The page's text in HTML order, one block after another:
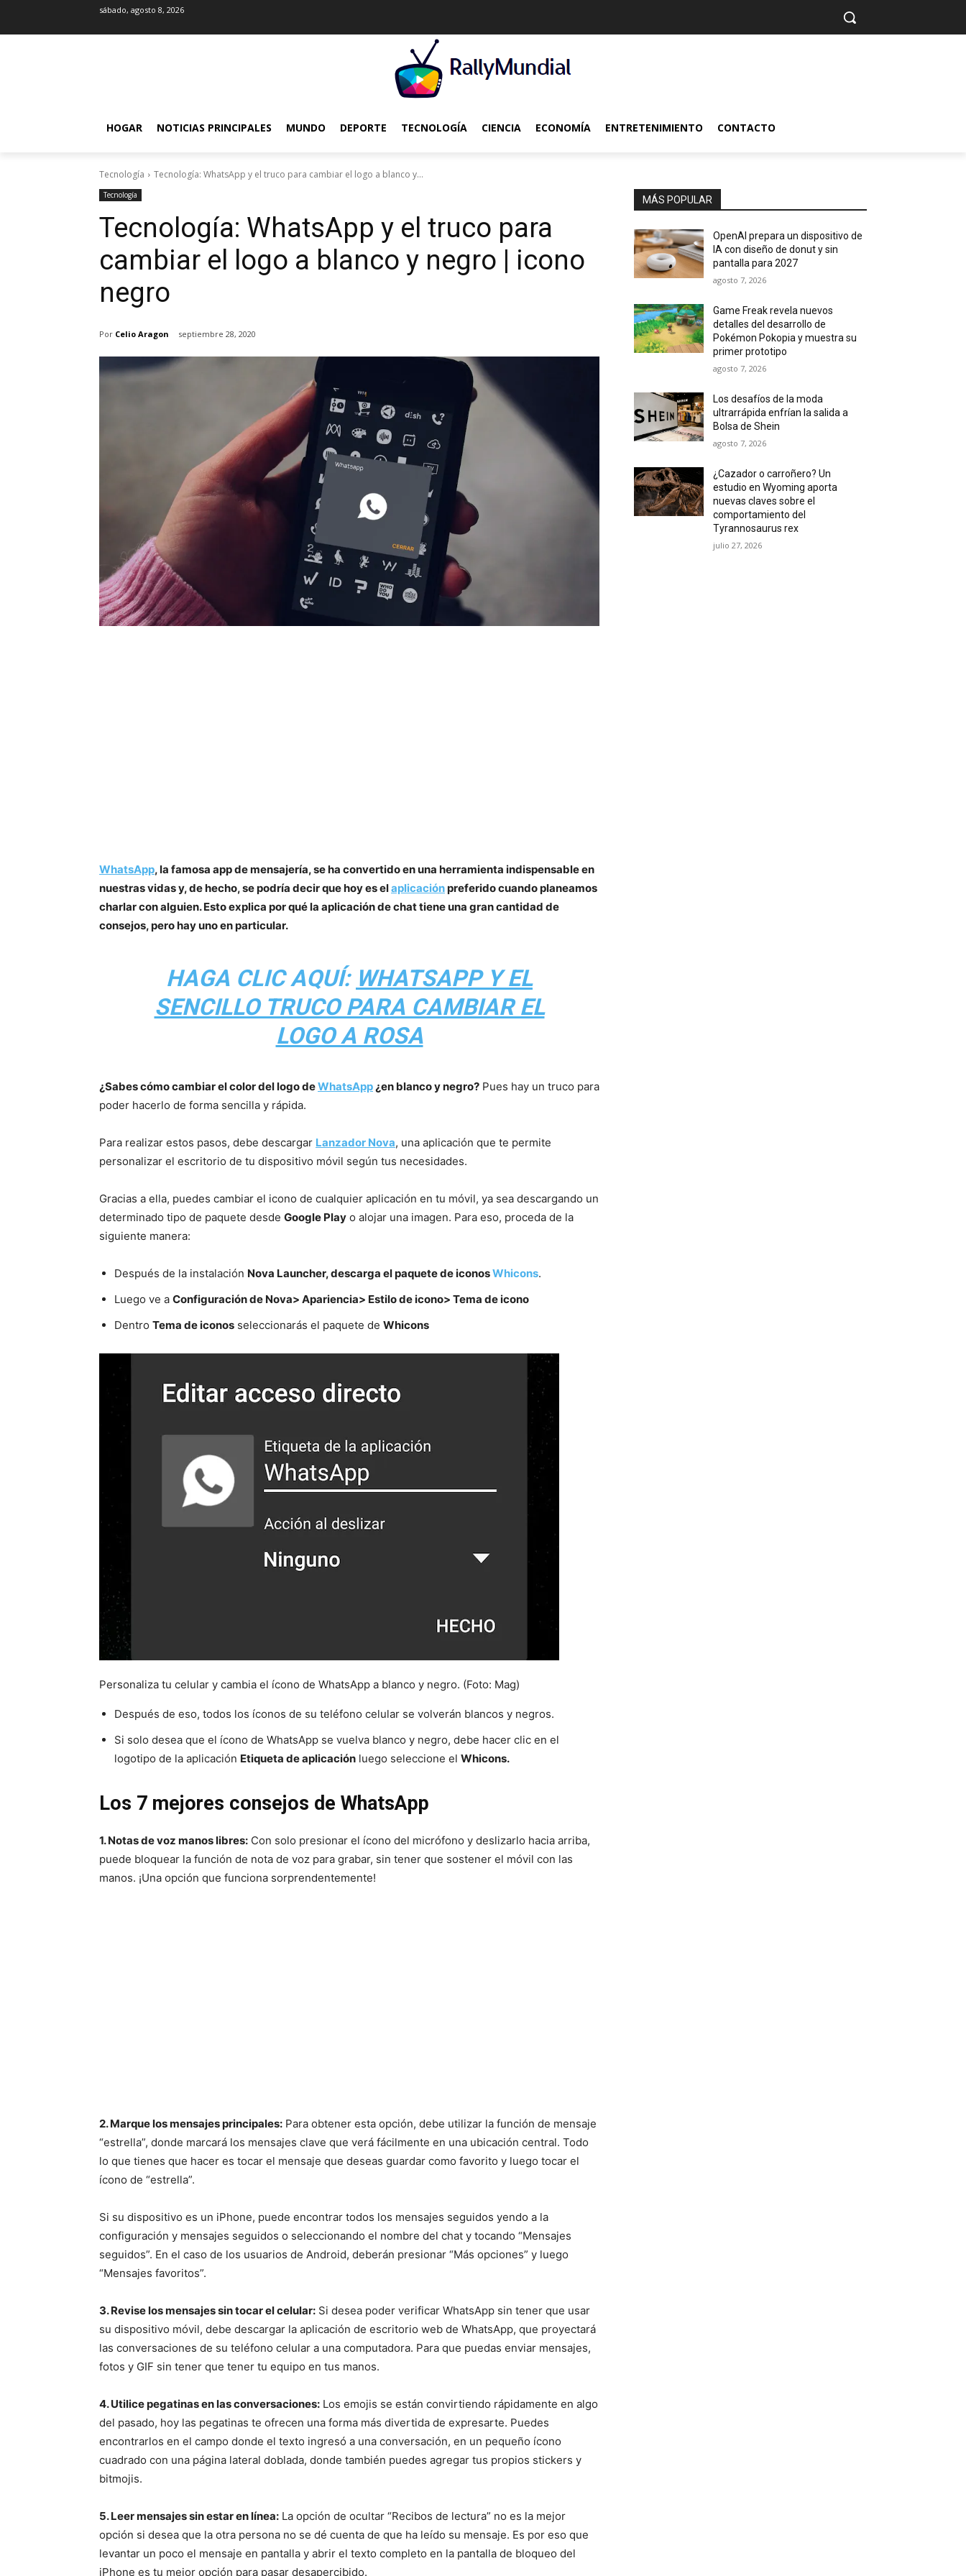
sábado, agosto 8, 2026
HOGAR NOTICIAS PRINCIPALES MUNDO DEPORTE TECNOLOGÍA CIENCIA ECONOMÍA ENTRETENIMIENTO CONTACTO
Tecnología Tecnología: WhatsApp y el truco para cambiar el logo a blanco y...
Tecnología
Tecnología: WhatsApp y el truco para
cambiar el logo a blanco y negro | icono
negro
Por Celio Aragon septiembre 28, 2020
WhatsApp, la famosa app de mensajería, se ha convertido en una herramienta indispensable en
nuestras vidas y, de hecho, se podría decir que hoy es elaplicaciónpreferido cuando planeamos
charlar con alguien. Esto explica por qué la aplicación de chat tiene una gran cantidad de
consejos, pero hay uno en particular.
HAGA CLIC AQUÍ: WHATSAPP Y EL
SENCILLO TRUCO PARA CAMBIAR EL
LOGO A ROSA
¿Sabes cómo cambiar el color del logo deWhatsApp¿en blanco y negro? Pues hay un truco para
poder hacerlo de forma sencilla y rápida.
Para realizar estos pasos, debe descargar Lanzador Nova, una aplicación que te permite
personalizar el escritorio de tu dispositivo móvil según tus necesidades.
Gracias a ella, puedes cambiar el icono de cualquier aplicación en tu móvil, ya sea descargando un
determinado tipo de paquete desde Google Play o alojar una imagen. Para eso, proceda de la
siguiente manera:
Después de la instalación Nova Launcher, descarga el paquete de iconosWhicons.
Luego ve a Configuración de Nova> Apariencia> Estilo de icono> Tema de icono
Dentro Tema de iconos seleccionarás el paquete de Whicons
Personaliza tu celular y cambia el ícono de WhatsApp a blanco y negro. (Foto: Mag)
Después de eso, todos los íconos de su teléfono celular se volverán blancos y negros.
Si solo desea que el ícono de WhatsApp se vuelva blanco y negro, debe hacer clic en el
logotipo de la aplicación Etiqueta de aplicación luego seleccione el Whicons.
Los 7 mejores consejos de WhatsApp
1. Notas de voz manos libres: Con solo presionar el ícono del micrófono y deslizarlo hacia arriba,
puede bloquear la función de nota de voz para grabar, sin tener que sostener el móvil con las
manos. ¡Una opción que funciona sorprendentemente!
2. Marque los mensajes principales: Para obtener esta opción, debe utilizar la función de mensaje
“estrella”, donde marcará los mensajes clave que verá fácilmente en una ubicación central. Todo
lo que tienes que hacer es tocar el mensaje que deseas guardar como favorito y luego tocar el
ícono de “estrella”.
Si su dispositivo es un iPhone, puede encontrar todos los mensajes seguidos yendo a la
configuración y mensajes seguidos o seleccionando el nombre del chat y tocando “Mensajes
seguidos”. En el caso de los usuarios de Android, deberán presionar “Más opciones” y luego
“Mensajes favoritos”.
3. Revise los mensajes sin tocar el celular: Si desea poder verificar WhatsApp sin tener que usar
su dispositivo móvil, debe descargar la aplicación de escritorio web de WhatsApp, que proyectará
las conversaciones de su teléfono celular a una computadora. Para que puedas enviar mensajes,
fotos y GIF sin tener que tener tu equipo en tus manos.
4. Utilice pegatinas en las conversaciones: Los emojis se están convirtiendo rápidamente en algo
del pasado, hoy las pegatinas te ofrecen una forma más divertida de expresarte. Puedes
encontrarlos en el campo donde el texto ingresó a una conversación, en un pequeño ícono
cuadrado con una página lateral doblada, donde también puedes agregar tus propios stickers y
bitmojis.
5. Leer mensajes sin estar en línea: La opción de ocultar “Recibos de lectura” no es la mejor
opción si desea que la otra persona no se dé cuenta de que ha leído su mensaje. Es por eso que
levantar un poco el mensaje en pantalla y abrir el texto completo en la pantalla de bloqueo del
iPhone es tu mejor opción para pasar desapercibido.
MÁS POPULAR
OpenAI prepara un dispositivo de
IA con diseño de donut y sin
pantalla para 2027
agosto 7, 2026
Game Freak revela nuevos
detalles del desarrollo de
Pokémon Pokopia y muestra su
primer prototipo
agosto 7, 2026
Los desafíos de la moda
ultrarrápida enfrían la salida a
Bolsa de Shein
agosto 7, 2026
¿Cazador o carroñero? Un
estudio en Wyoming aporta
nuevas claves sobre el
comportamiento del
Tyrannosaurus rex
julio 27, 2026